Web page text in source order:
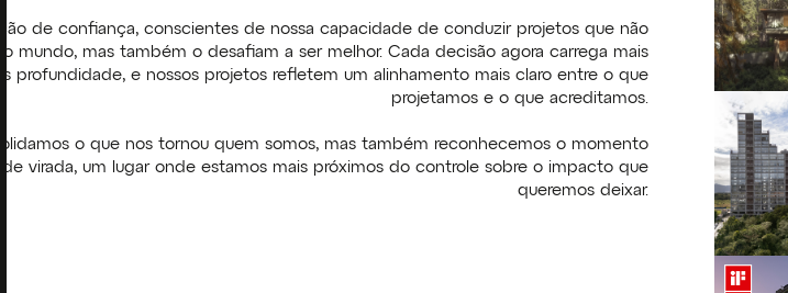
de confiança, conscientes de nossa capacidade de conduzir projetos que não
mundo, mas também o desafiam a ser melhor. Cada decisão agora carrega mais
profundidade, e nossos projetos refletem um alinhamento mais claro entre o que
projetamos e o que acreditamos.
o que nos tornou quem somos, mas também reconhecemos o momento
virada, um lugar onde estamos mais próximos do controle sobre o impacto que
queremos deixar.